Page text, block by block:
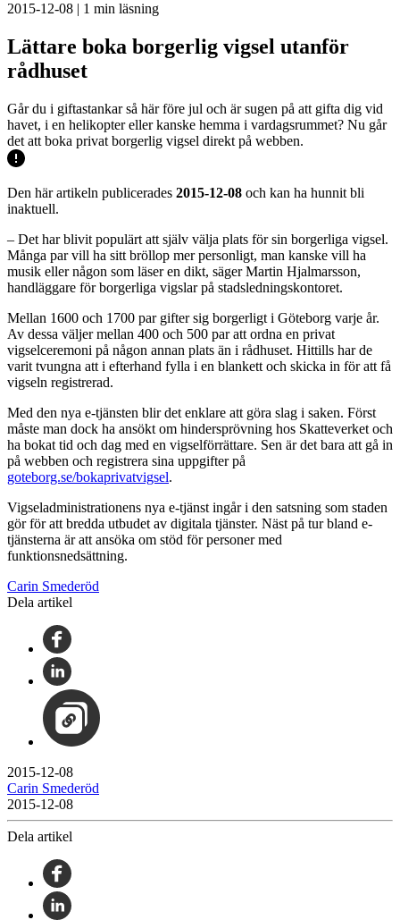
2015-12-08 | 1 min läsning
Lättare boka borgerlig vigsel utanför
rådhuset
Går du i giftastankar så här före jul och är sugen på att gifta dig vid
havet, i en helikopter eller kanske hemma i vardagsrummet? Nu går
det att boka privat borgerlig vigsel direkt på webben.
Den här artikeln publicerades 2015-12-08 och kan ha hunnit bli
inaktuell.
– Det har blivit populärt att själv välja plats för sin borgerliga vigsel.
Många par vill ha sitt bröllop mer personligt, man kanske vill ha
musik eller någon som läser en dikt, säger Martin Hjalmarsson,
handläggare för borgerliga vigslar på stadsledningskontoret.
Mellan 1600 och 1700 par gifter sig borgerligt i Göteborg varje år.
Av dessa väljer mellan 400 och 500 par att ordna en privat
vigselceremoni på någon annan plats än i rådhuset. Hittills har de
varit tvungna att i efterhand fylla i en blankett och skicka in för att få
vigseln registrerad.
Med den nya e-tjänsten blir det enklare att göra slag i saken. Först
måste man dock ha ansökt om hindersprövning hos Skatteverket och
ha bokat tid och dag med en vigselförrättare. Sen är det bara att gå in
på webben och registrera sina uppgifter på
goteborg.se/bokaprivatvigsel.
Vigseladministrationens nya e-tjänst ingår i den satsning som staden
gör för att bredda utbudet av digitala tjänster. Näst på tur bland e-
tjänsterna är att ansöka om stöd för personer med
funktionsnedsättning.
Carin Smederöd
Dela artikel
2015-12-08
Carin Smederöd
2015-12-08
Dela artikel